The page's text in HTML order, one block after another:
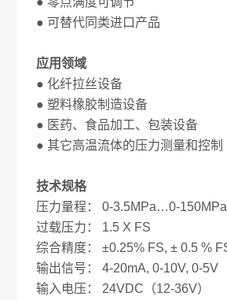
● 可替代同类进口产品
应用领域
● 化纤拉丝设备
● 塑料橡胶制造设备
● 医药、食品加工、包装设备
● 其它高温流体的压力测量和控制
技术规格
压力量程： 0-3.5MPa…0-
过载压力： 1.5
综合精度： ±0.25% FS, ± 0.5 %
输出信号： 4-20mA, 0-10V, 0-5V
输入电压： 24VDC（12-36V）